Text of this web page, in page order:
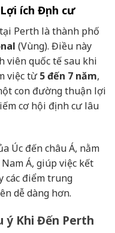
ích Định cư
Perth là thành phố
(Vùng). Điều này
viên quốc tế sau khi
việc từ5 đến 7 năm,
con đường thuận lợi
cơ hội định cư lâu
Úc đến châu Á, nằm
Á, giúp việc kết
các điểm trung
dễ dàng hơn.
ý Khi Đến Perth